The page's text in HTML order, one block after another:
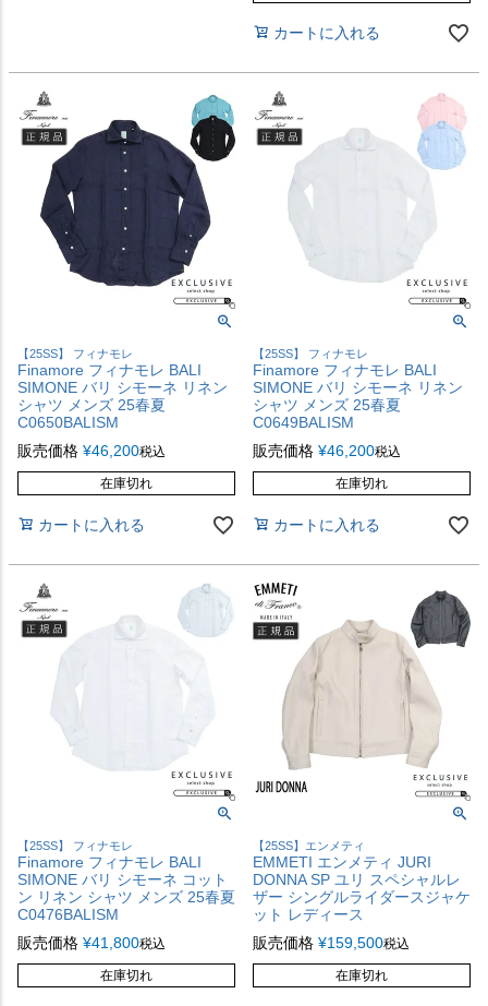
カートに入れる
【25SS】 フィナモレ
Finamore フィナモレ BALI
SIMONE バリ シモーネ リネン
シャツ メンズ 25春夏
C0650BALISM
販売価格 ¥46,200税込
在庫切れ
カートに入れる
【25SS】 フィナモレ
Finamore フィナモレ BALI
SIMONE バリ シモーネ リネン
シャツ メンズ 25春夏
C0649BALISM
販売価格 ¥46,200税込
在庫切れ
カートに入れる
【25SS】 フィナモレ
Finamore フィナモレ BALI
SIMONE バリ シモーネ コット
ン リネン シャツ メンズ 25春夏
C0476BALISM
販売価格 ¥41,800税込
在庫切れ
【25SS】エンメティ
EMMETI エンメティ JURI
DONNA SP ユリ スペシャルレ
ザー シングルライダースジャケ
ット レディース
販売価格 ¥159,500税込
在庫切れ